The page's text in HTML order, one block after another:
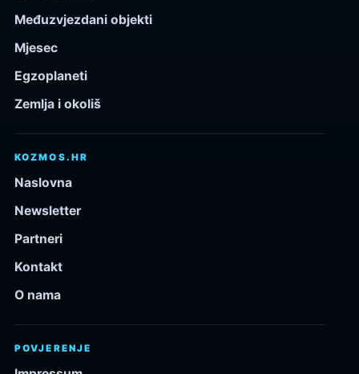
Međuzvjezdani objekti
Mjesec
Egzoplaneti
Zemlja i okoliš
KOZMOS.HR
Naslovna
Newsletter
Partneri
Kontakt
O nama
POVJERENJE